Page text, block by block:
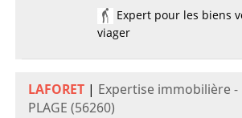
Expert pour les biens
viager
LAFORET| Expertise immobilière -
PLAGE (56260)